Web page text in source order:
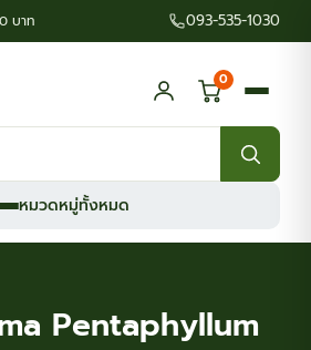
บาท 093-535-1030
0
หมวดหมู่ทั้งหมด
Pentaphyllum